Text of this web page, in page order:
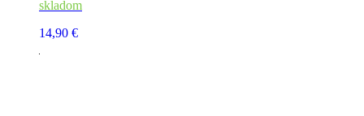
skladom
14,90 €